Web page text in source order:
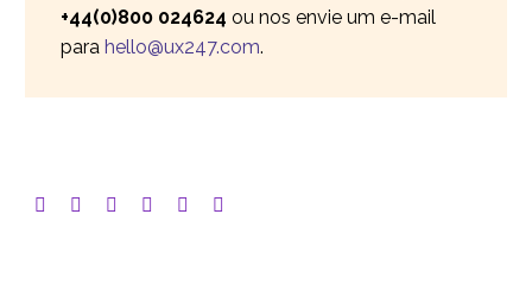
+44(0)800 024624 ou nos envie um e-mail
para hello@ux247.com.